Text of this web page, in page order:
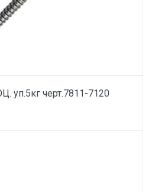
уп.5кг черт.7811-7120